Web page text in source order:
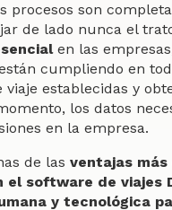
procesos son
de lado nunca el
en las
cumpliendo en
viaje establecidas y
los datos
en la empresa.
de las ventajas
el software de viajes
y tecnológica